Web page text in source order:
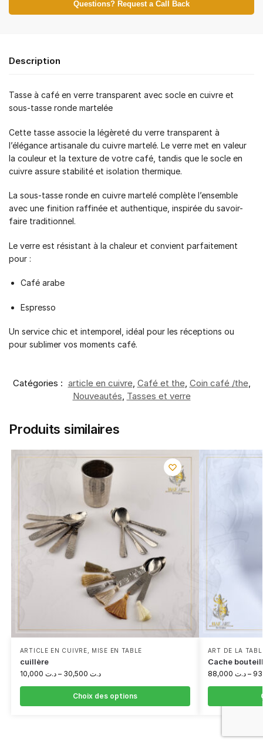
Questions? Request a Call Back
Description
Tasse à café en verre transparent avec socle en cuivre et
sous-tasse ronde martelée
Cette tasse associe la légèreté du verre transparent à
l’élégance artisanale du cuivre martelé. Le verre met en valeur
la couleur et la texture de votre café, tandis que le socle en
cuivre assure stabilité et isolation thermique.
La sous-tasse ronde en cuivre martelé complète l’ensemble
avec une finition raffinée et authentique, inspirée du savoir-
faire traditionnel.
Le verre est résistant à la chaleur et convient parfaitement
pour :
Café arabe
Espresso
Un service chic et intemporel, idéal pour les réceptions ou
pour sublimer vos moments café.
Catégories : article en cuivre, Café et the, Coin café /the,
Nouveautés, Tasses et verre
Produits similaires
ARTICLE EN CUIVRE MISE EN TABLE
cuillère
د.ت– د.ت
Choix des options
ART DE LA
Cache
د.ت–